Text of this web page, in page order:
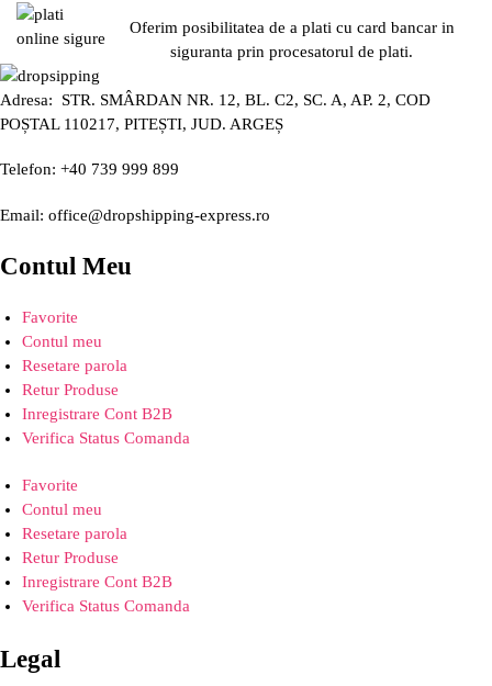
Oferim posibilitatea de a plati cu card bancar in
siguranta prin procesatorul de plati.
Adresa: STR. SMÂRDAN NR. 12, BL. C2, SC. A, AP. 2, COD
POȘTAL 110217, PITEȘTI, JUD. ARGEȘ
Telefon: +40 739 999 899
Email: office@dropshipping-express.ro
Contul Meu
Favorite
Contul meu
Resetare parola
Retur Produse
Inregistrare Cont B2B
Verifica Status Comanda
Favorite
Contul meu
Resetare parola
Retur Produse
Inregistrare Cont B2B
Verifica Status Comanda
Legal